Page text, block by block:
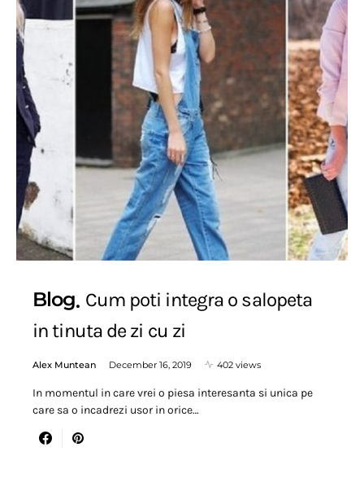
Blog Cum poti integra o salopeta
in tinuta de zi cu zi
Alex Muntean December 16, 2019 402 views
In momentul in care vrei o piesa interesanta si unica pe
care sa o incadrezi usor in orice…